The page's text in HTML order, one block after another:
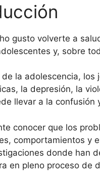
gusto volverte a
y, sobre
de la adolescencia,
la depresión, la
llevar a la
conocer que los
comportamientos y
donde han
en pleno proceso de